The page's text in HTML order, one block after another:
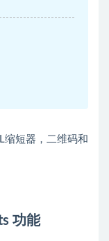
短器，二维码和
功能